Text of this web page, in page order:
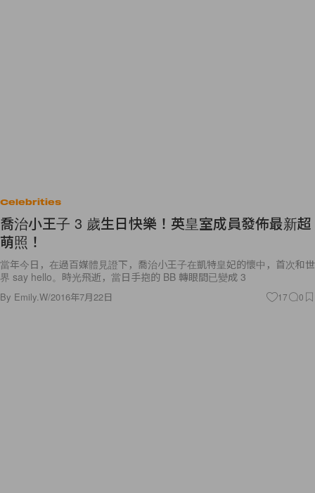
Celebrities
喬治小王子 3 歲生日快樂！英皇室成員發佈最新超
萌照！
當年今日，在過百媒體見證下，喬治小王子在凱特皇妃的懷中，首次和世
界 say hello。時光飛逝，當日手抱的 BB 轉眼間已變成 3
By Emily.W/2016年7月22日 17 0